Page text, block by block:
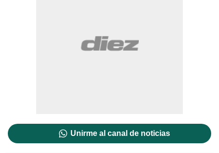
Unirme al canal de noticias